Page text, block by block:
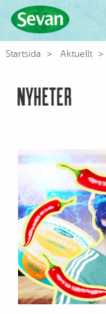
Startsida Aktuellt
NYHETER